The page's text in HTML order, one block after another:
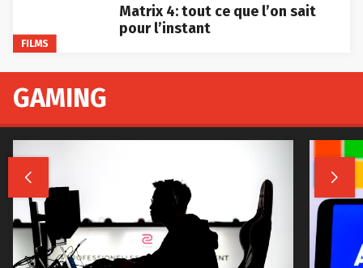
FILMS
Matrix 4: tout ce que l’on sait
pour l’instant
GAMING
 